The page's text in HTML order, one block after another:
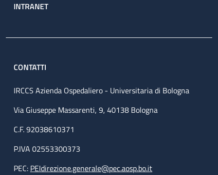
INTRANET
CONTATTI
IRCCS Azienda Ospedaliero - Universitaria di Bologna
Via Giuseppe Massarenti, 9, 40138 Bologna
C.F. 92038610371
P.IVA 02553300373
PEC: PEIdirezione.generale@pec.aosp.bo.it